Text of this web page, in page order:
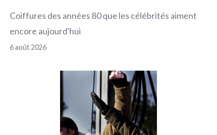
Coiffures des années 80 que les célébrités aiment
encore aujourd'hui
6 août 2026